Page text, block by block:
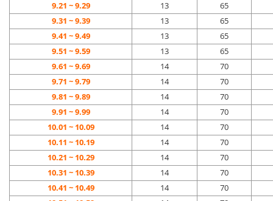
9.21 ~ 9.29 13
65
9.31 ~ 9.39 13
65
9.41 ~ 9.49 13
65
9.51 ~ 9.59 13
65
9.61 ~ 9.69 14
70
9.71 ~ 9.79 14
70
9.81 ~ 9.89 14
70
9.91 ~ 9.99 14
70
10.01 ~ 10.09
14
70
10.11 ~ 10.19
14
70
10.21 ~ 10.29
14
70
10.31 ~ 10.39
14
70
10.41 ~ 10.49
14
70